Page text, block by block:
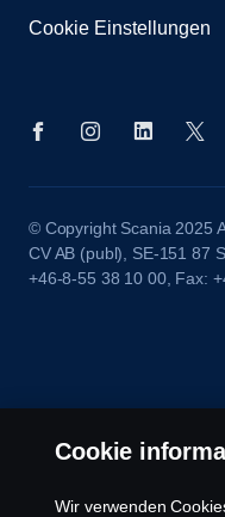
Cookie Einstellungen
© Copyright Scania 2025
CV AB (publ), SE-151 87
+46-8-55 38 10 00, Fax:
Cookie
Wir verwenden